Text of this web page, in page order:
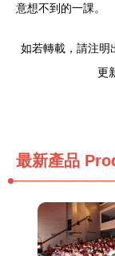
意想不到的一課。
如若轉載，請注明
更
最新產品